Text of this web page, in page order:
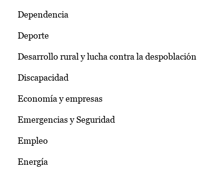
Dependencia
Deporte
Desarrollo rural y lucha contra la despoblación
Discapacidad
Economía y empresas
Emergencias y Seguridad
Empleo
Energía